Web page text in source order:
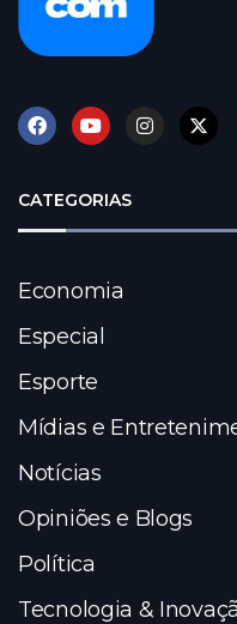
CATEGORIAS
Economia
Especial
Esporte
Mídias e
Notícias
Opiniões e Blogs
Política
Tecnologia &